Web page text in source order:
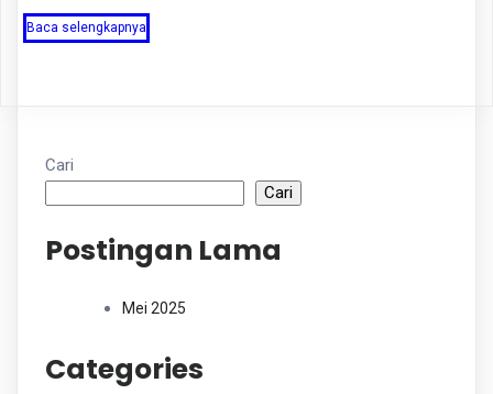
Baca selengkapnya
Cari
Cari
Postingan Lama
Mei 2025
Categories